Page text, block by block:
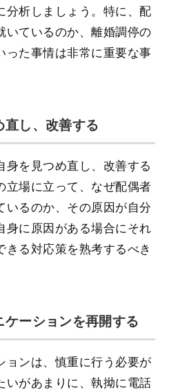
分析しましょう。特に、配
いているのか、離婚調停の
った事情は非常に重要な事
し、改善する
を見つめ直し、改善する
立場に立って、なぜ配偶者
いるのか、その原因が自分
身に原因がある場合にそれ
きる対応策を熟考するべき
ーションを再開する
ョンは、慎重に行う必要が
いがあまりに、執拗に電話